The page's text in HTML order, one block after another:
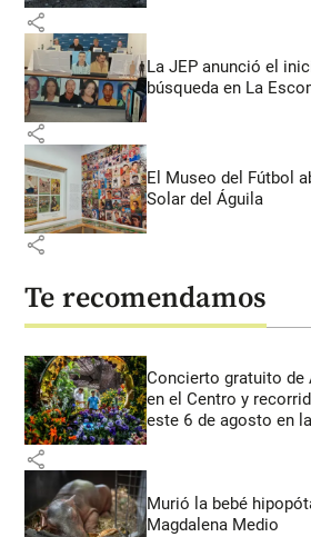
share
La JEP anunció el
búsqueda en La
share
El Museo del Fútbol
Solar del Águila
share
Te recomendamos
Concierto gratuito de
en el Centro y
este 6 de agosto en
share
Murió la bebé
Magdalena Medio